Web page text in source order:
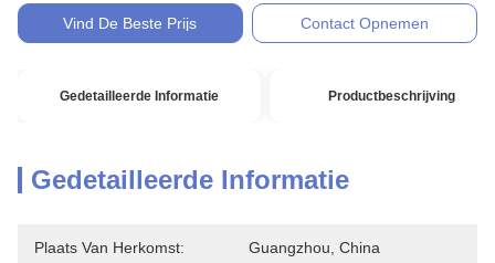
Vind De Beste Prijs Contact Opnemen
Gedetailleerde Informatie Productbeschrijving
Gedetailleerde Informatie
Plaats Van Herkomst: Guangzhou, China